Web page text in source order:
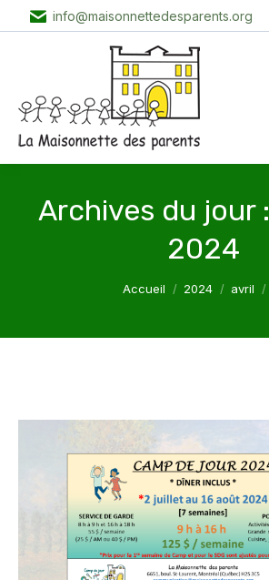
info@maisonnettedesparents.org
Archives du jour :
2024
Vous êtes ici :
Accueil 2024 avril